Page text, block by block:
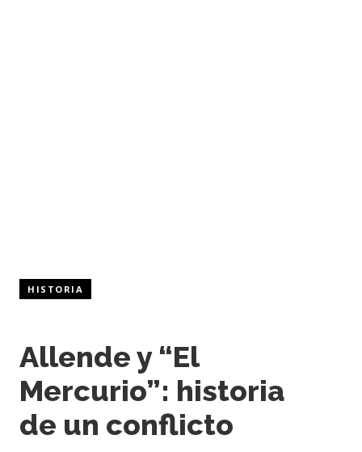
HISTORIA
Allende y “El
Mercurio”: historia
de un conflicto